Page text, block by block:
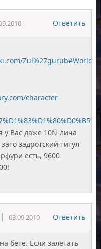
Ответить
character-
у Вас даже 10N-лича
задротский титул
есть, 9600
03.09.2010 Ответить
бете. Если залетать